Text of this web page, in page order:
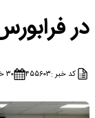
در
کد خبر :۴۵۵۶۰۳ ۳۰ خرداد ۱۴۰۵ - ۱۲:۱۶